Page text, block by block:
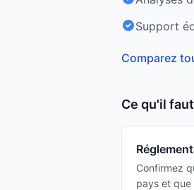
Support
Comparez
Ce qu'il
Confirmez
pays et